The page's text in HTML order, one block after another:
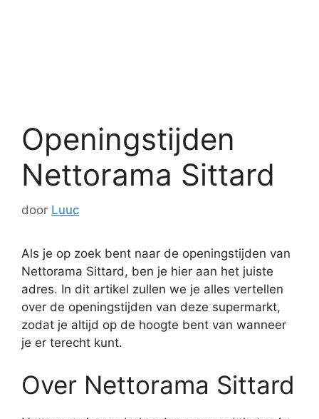
Openingstijden
Nettorama Sittard
door Luuc
Als je op zoek bent naar de openingstijden van
Nettorama Sittard, ben je hier aan het juiste
adres. In dit artikel zullen we je alles vertellen
over de openingstijden van deze supermarkt,
zodat je altijd op de hoogte bent van wanneer
je er terecht kunt.
Over Nettorama Sittard